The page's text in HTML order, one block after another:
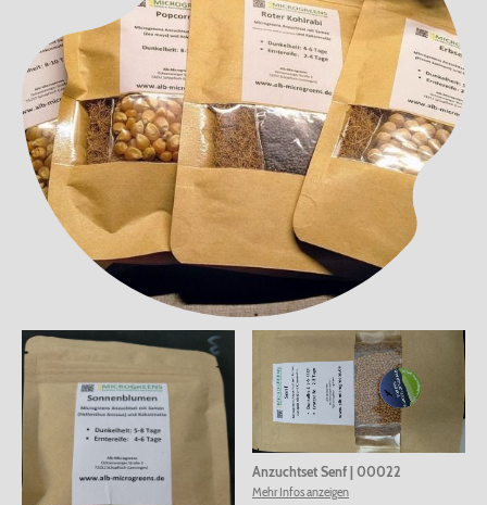
Anzuchtset Senf 00022
Mehr Infos anzeigen